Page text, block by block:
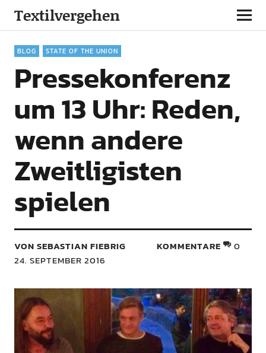
Textilvergehen
BLOG STATE OF THE UNION
Pressekonferenz
um 13 Uhr: Reden,
wenn andere
Zweitligisten
spielen
VON SEBASTIAN FIEBRIG
24. SEPTEMBER 2016
KOMMENTARE 0